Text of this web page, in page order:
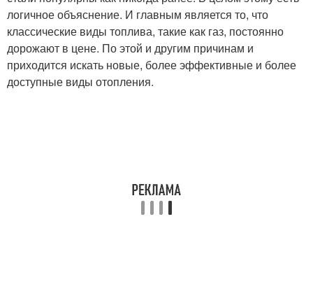
логичное объяснение. И главным является то, что
классические виды топлива, такие как газ, постоянно
дорожают в цене. По этой и другим причинам и
приходится искать новые, более эффективные и более
доступные виды отопления.